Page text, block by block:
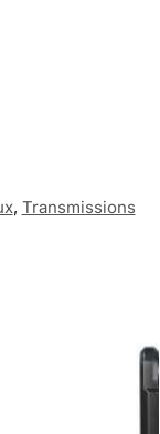
, Transmissions